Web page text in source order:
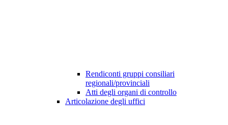
Rendiconti gruppi consiliari
regionali/provinciali
Atti degli organi di controllo
Articolazione degli uffici